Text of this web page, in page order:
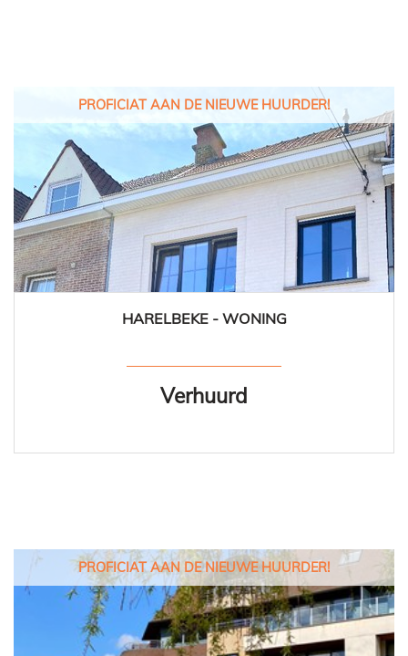
PROFICIAT AAN DE NIEUWE HUURDER!
173 m² 3 1
HARELBEKE - WONING
Verhuurd
PROFICIAT AAN DE NIEUWE HUURDER!